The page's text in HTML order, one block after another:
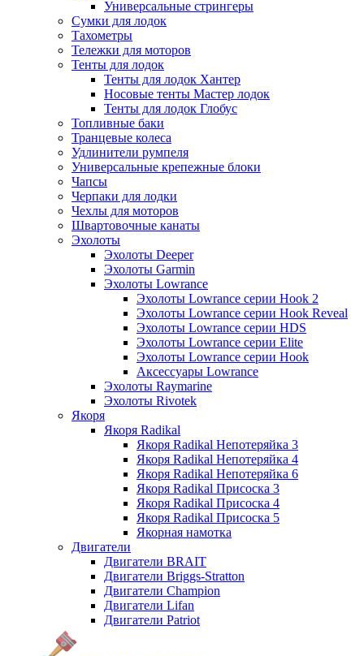
Универсальные стрингеры
Сумки для лодок
Тахометры
Тележки для моторов
Тенты для лодок
Тенты для лодок Хантер
Носовые тенты Мастер лодок
Тенты для лодок Глобус
Топливные баки
Транцевые колеса
Удлинители румпеля
Универсальные крепежные блоки
Чапсы
Черпаки для лодки
Чехлы для моторов
Швартовочные канаты
Эхолоты
Эхолоты Deeper
Эхолоты Garmin
Эхолоты Lowrance
Эхолоты Lowrance серии Hook 2
Эхолоты Lowrance серии Hook Reveal
Эхолоты Lowrance серии HDS
Эхолоты Lowrance серии Elite
Эхолоты Lowrance серии Hook
Аксессуары Lowrance
Эхолоты Raymarine
Эхолоты Rivotek
Якоря
Якоря Radikal
Якоря Radikal Непотеряйка 3
Якоря Radikal Непотеряйка 4
Якоря Radikal Непотеряйка 6
Якоря Radikal Присоска 3
Якоря Radikal Присоска 4
Якоря Radikal Присоска 5
Якорная намотка
Двигатели
Двигатели BRAIT
Двигатели Briggs-Stratton
Двигатели Champion
Двигатели Lifan
Двигатели Patriot